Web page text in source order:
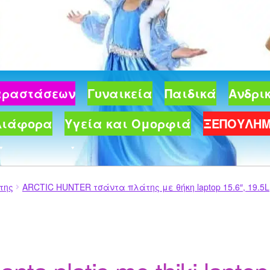
Γυναικεία Παιδικά
Υγεία και Ομορφιά
ARCTIC HUNTER τσάντα πλάτης με θήκη laptop 15.6″,